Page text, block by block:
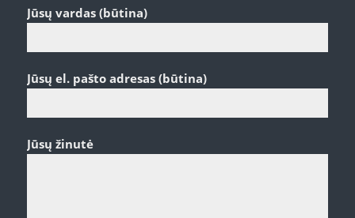
Jūsų vardas (būtina)
Jūsų el. pašto adresas (būtina)
Jūsų žinutė